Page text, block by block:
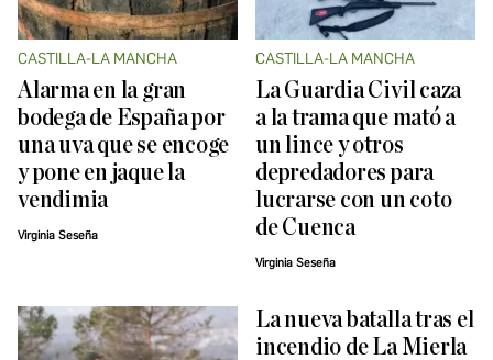
CASTILLA-LA MANCHA
Alarma en la gran
bodega de España por
una uva que se encoge
y pone en jaque la
vendimia
Virginia Seseña
CASTILLA-LA MANCHA
La Guardia Civil caza
a la trama que mató a
un lince y otros
depredadores para
lucrarse con un coto
de Cuenca
Virginia Seseña
La nueva batalla tras el
incendio de La Mierla